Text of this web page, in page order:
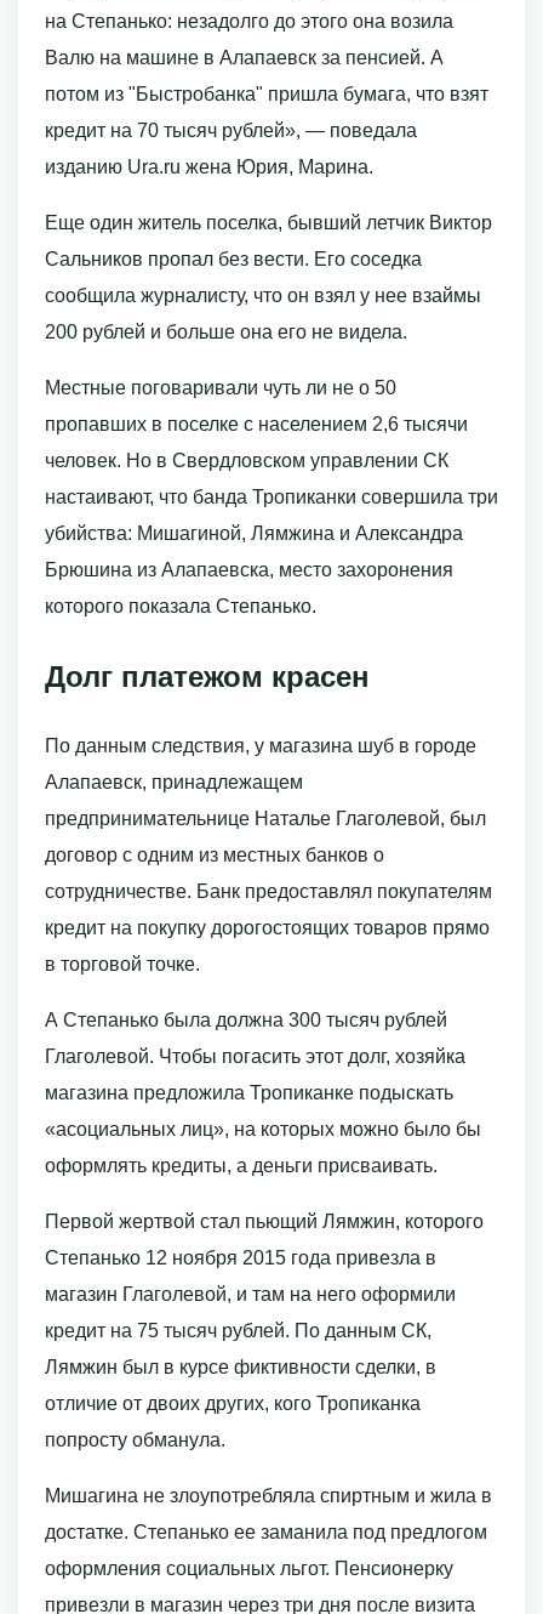
на Степанько: незадолго до этого она возила
Валю на машине в Алапаевск за пенсией. А
потом из "Быстробанка" пришла бумага, что взят
кредит на 70 тысяч рублей», — поведала
изданию Ura.ru жена Юрия, Марина.
Еще один житель поселка, бывший летчик Виктор
Сальников пропал без вести. Его соседка
сообщила журналисту, что он взял у нее взаймы
200 рублей и больше она его не видела.
Местные поговаривали чуть ли не о 50
пропавших в поселке с населением 2,6 тысячи
человек. Но в Свердловском управлении СК
настаивают, что банда Тропиканки совершила три
убийства: Мишагиной, Лямжина и Александра
Брюшина из Алапаевска, место захоронения
которого показала Степанько.
Долг платежом красен
По данным следствия, у магазина шуб в городе
Алапаевск, принадлежащем
предпринимательнице Наталье Глаголевой, был
договор с одним из местных банков о
сотрудничестве. Банк предоставлял покупателям
кредит на покупку дорогостоящих товаров прямо
в торговой точке.
А Степанько была должна 300 тысяч рублей
Глаголевой. Чтобы погасить этот долг, хозяйка
магазина предложила Тропиканке подыскать
«асоциальных лиц», на которых можно было бы
оформлять кредиты, а деньги присваивать.
Первой жертвой стал пьющий Лямжин, которого
Степанько 12 ноября 2015 года привезла в
магазин Глаголевой, и там на него оформили
кредит на 75 тысяч рублей. По данным СК,
Лямжин был в курсе фиктивности сделки, в
отличие от двоих других, кого Тропиканка
попросту обманула.
Мишагина не злоупотребляла спиртным и жила в
достатке. Степанько ее заманила под предлогом
оформления социальных льгот. Пенсионерку
привезли в магазин через три дня после визита